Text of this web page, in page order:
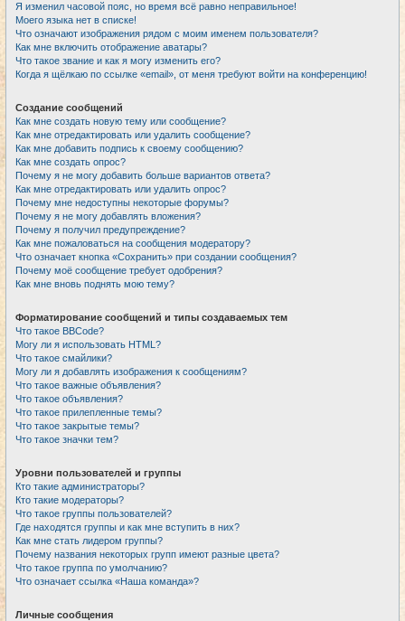
Я изменил часовой пояс, но время всё равно неправильное!
Моего языка нет в списке!
Что означают изображения рядом с моим именем пользователя?
Как мне включить отображение аватары?
Что такое звание и как я могу изменить его?
Когда я щёлкаю по ссылке «email», от меня требуют войти на конференцию!
Создание сообщений
Как мне создать новую тему или сообщение?
Как мне отредактировать или удалить сообщение?
Как мне добавить подпись к своему сообщению?
Как мне создать опрос?
Почему я не могу добавить больше вариантов ответа?
Как мне отредактировать или удалить опрос?
Почему мне недоступны некоторые форумы?
Почему я не могу добавлять вложения?
Почему я получил предупреждение?
Как мне пожаловаться на сообщения модератору?
Что означает кнопка «Сохранить» при создании сообщения?
Почему моё сообщение требует одобрения?
Как мне вновь поднять мою тему?
Форматирование сообщений и типы создаваемых тем
Что такое BBCode?
Могу ли я использовать HTML?
Что такое смайлики?
Могу ли я добавлять изображения к сообщениям?
Что такое важные объявления?
Что такое объявления?
Что такое прилепленные темы?
Что такое закрытые темы?
Что такое значки тем?
Уровни пользователей и группы
Кто такие администраторы?
Кто такие модераторы?
Что такое группы пользователей?
Где находятся группы и как мне вступить в них?
Как мне стать лидером группы?
Почему названия некоторых групп имеют разные цвета?
Что такое группа по умолчанию?
Что означает ссылка «Наша команда»?
Личные сообщения